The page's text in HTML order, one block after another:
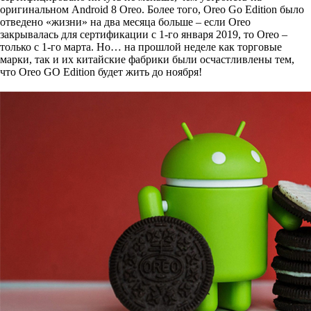
оригинальном Android 8 Oreo. Более того, Oreo Go Edition было
отведено «жизни» на два месяца больше – если Oreo
закрывалась для сертификации с 1-го января 2019, то Oreo –
только с 1-го марта. Но… на прошлой неделе как торговые
марки, так и их китайские фабрики были осчастливлены тем,
что Oreo GO Edition будет жить до ноября!